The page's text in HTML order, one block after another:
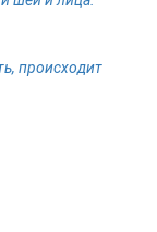
происходит